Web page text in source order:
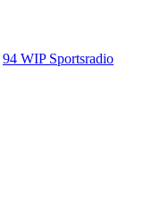
94 WIP Sportsradio